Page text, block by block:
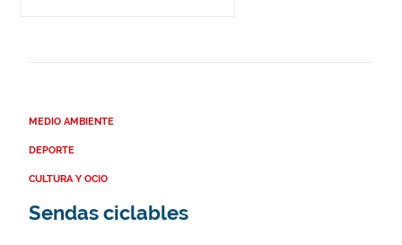
MEDIO AMBIENTE
DEPORTE
CULTURA Y OCIO
Sendas ciclables